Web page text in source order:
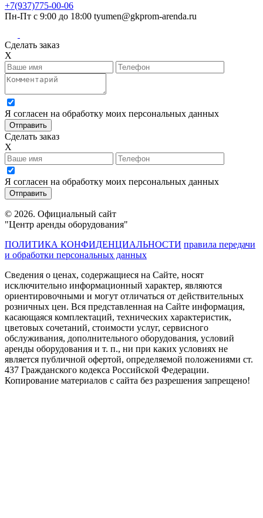
+7(937)775-00-06
Пн-Пт с 9:00 до 18:00 tyumen@gkprom-arenda.ru
Сделать заказ
X
Я согласен на обработку моих персональных данных
Сделать заказ
X
Я согласен на обработку моих персональных данных
© 2026. Официальный сайт
"Центр аренды оборудования"
ПОЛИТИКА КОНФИДЕНЦИАЛЬНОСТИ правила передачи
и обработки персональных данных
Сведения о ценах, содержащиеся на Сайте, носят
исключительно информационный характер, являются
ориентировочными и могут отличаться от действительных
розничных цен. Вся представленная на Сайте информация,
касающаяся комплектаций, технических характеристик,
цветовых сочетаний, стоимости услуг, сервисного
обслуживания, дополнительного оборудования, условий
аренды оборудования и т. п., ни при каких условиях не
является публичной офертой, определяемой положениями ст.
437 Гражданского кодекса Российской Федерации.
Копирование материалов с сайта без разрешения запрещено!